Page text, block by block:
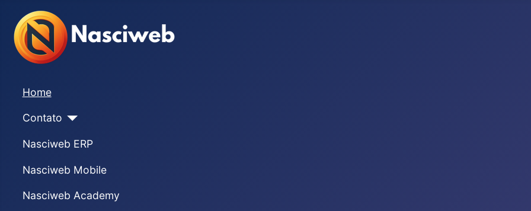
Home
Contato
Nasciweb ERP
Nasciweb Mobile
Nasciweb Academy